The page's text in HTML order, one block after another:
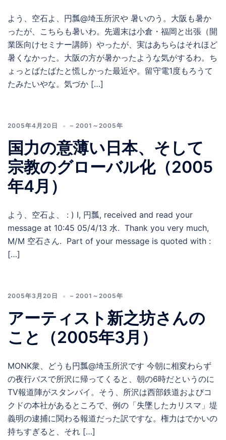
よう、空石よ、円瓢@埼玉所沢や 暑いのう。大阪も暑か
ったが、こちらも暑いわ。先週末は小倉・福岡と出張（開
業医向けセミナー講師）やったが、実はあちらはそれほど
暑くなかった。大阪の方が暑かったような気がするわ。ち
ょっとばたばたと慌しかった最近や。留守電1度もろうて
たみたいやな。気づか […]
2005年4月20日 – 2001～2005年
国力の意薄い日本、そして
宗教のグローバル化（2005
年4月）
よう、空石よ、 : ) I, 円瓢, received and read your
message at 10:45 05/4/13 水. Thank you very much,
M/M 空石さん. Part of your message is quoted with :
[…]
2005年3月20日 – 2001～2005年
アーティスト新之坊さんの
こと（2005年3月）
MONK衆、どうも円瓢@埼玉所沢です 今朝に相変わらず
の夜行バスで所沢に帰ってくると、朝の6時だというのに
TV報道陣がスタンバイ。そう、所沢は西部鉄道およびコ
クドの本社があるところで、例の「失墜したカリスマ」堤
義明の逮捕に関わる報道だった訳ですな。権力はでかいの
持ちすぎると、それ […]